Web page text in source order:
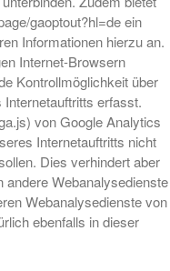
gaoptout?hl=de ein
Informationen hierzu an.
Internet-Browsern
Kontrollmöglichkeit über
erfasst.
von Google Analytics
Internetauftritts nicht
Dies verhindert aber
andere Webanalysedienste
Webanalysedienste von
ebenfalls in dieser